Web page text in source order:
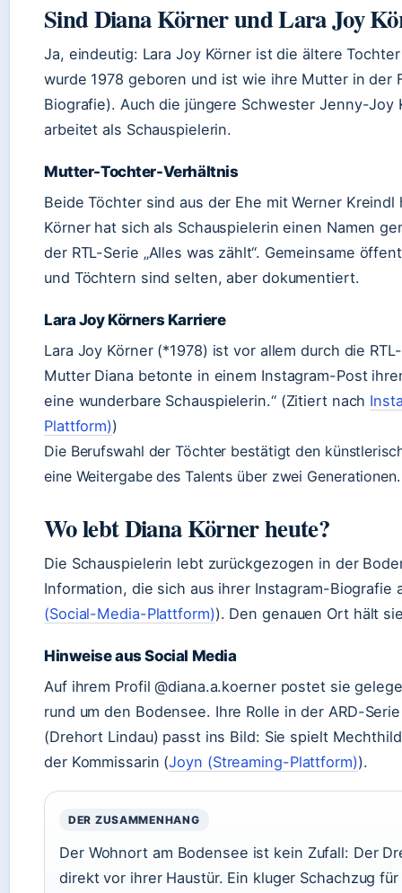
Sind Diana Körner und Lara Joy
Ja, eindeutig: Lara Joy Körner ist die ältere
wurde 1978 geboren und ist wie ihre Mutter in der
Biografie). Auch die jüngere Schwester Jenny-Joy
arbeitet als Schauspielerin.
Mutter-Tochter-Verhältnis
Beide Töchter sind aus der Ehe mit Werner
Körner hat sich als Schauspielerin einen Namen
der RTL-Serie „Alles was zählt“. Gemeinsame
und Töchtern sind selten, aber dokumentiert.
Lara Joy Körners Karriere
Lara Joy Körner (*1978) ist vor allem durch die
Mutter Diana betonte in einem Instagram-Post
eine wunderbare Schauspielerin.“ (Zitiert nach
Plattform))
Die Berufswahl der Töchter bestätigt den
eine Weitergabe des Talents über zwei Generationen.
Wo lebt Diana Körner heute?
Die Schauspielerin lebt zurückgezogen in der
Information, die sich aus ihrer Instagram-Biografie
(Social-Media-Plattform)). Den genauen Ort hält
Hinweise aus Social Media
Auf ihrem Profil @diana.a.koerner postet sie
rund um den Bodensee. Ihre Rolle in der ARD-Serie
(Drehort Lindau) passt ins Bild: Sie spielt
der Kommissarin (Joyn (Streaming-Plattform)).
DER ZUSAMMENHANG
Der Wohnort am Bodensee ist kein Zufall: Der
direkt vor ihrer Haustür. Ein kluger Schachzug